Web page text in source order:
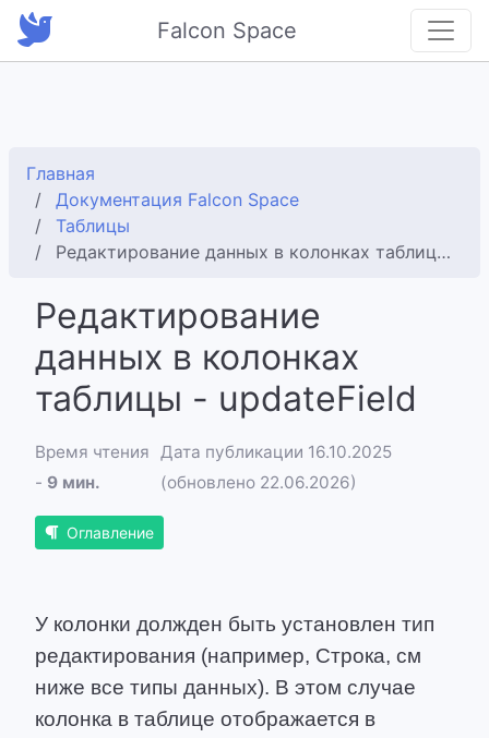
Falcon Space
Главная
Документация Falcon Space
Таблицы
Редактирование данных в колонках таблицы - updateField
Редактирование
данных в колонках
таблицы - updateField
Время чтения
- 9 мин.
Дата публикации 16.10.2025
(обновлено 22.06.2026)
Оглавление
У колонки должден быть установлен тип
редактирования (например, Строка, см
ниже все типы данных). В этом случае
колонка в таблице отображается в